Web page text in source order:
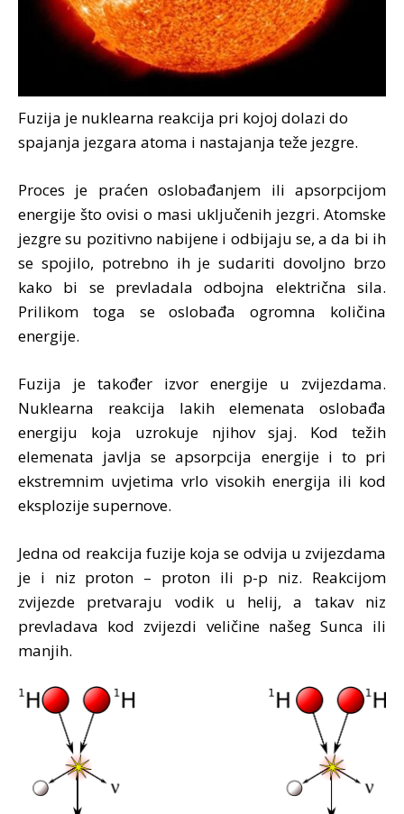
Fuzija je nuklearna reakcija pri kojoj dolazi do
spajanja jezgara atoma i nastajanja teže jezgre.
Proces je praćen oslobađanjem ili apsorpcijom
energije što ovisi o masi uključenih jezgri. Atomske
jezgre su pozitivno nabijene i odbijaju se, a da bi ih
se spojilo, potrebno ih je sudariti dovoljno brzo
kako bi se prevladala odbojna električna sila.
Prilikom toga se oslobađa ogromna količina
energije.
Fuzija je također izvor energije u zvijezdama.
Nuklearna reakcija lakih elemenata oslobađa
energiju koja uzrokuje njihov sjaj. Kod težih
elemenata javlja se apsorpcija energije i to pri
ekstremnim uvjetima vrlo visokih energija ili kod
eksplozije supernove.
Jedna od reakcija fuzije koja se odvija u zvijezdama
je i niz proton – proton ili p-p niz. Reakcijom
zvijezde pretvaraju vodik u helij, a takav niz
prevladava kod zvijezdi veličine našeg Sunca ili
manjih.